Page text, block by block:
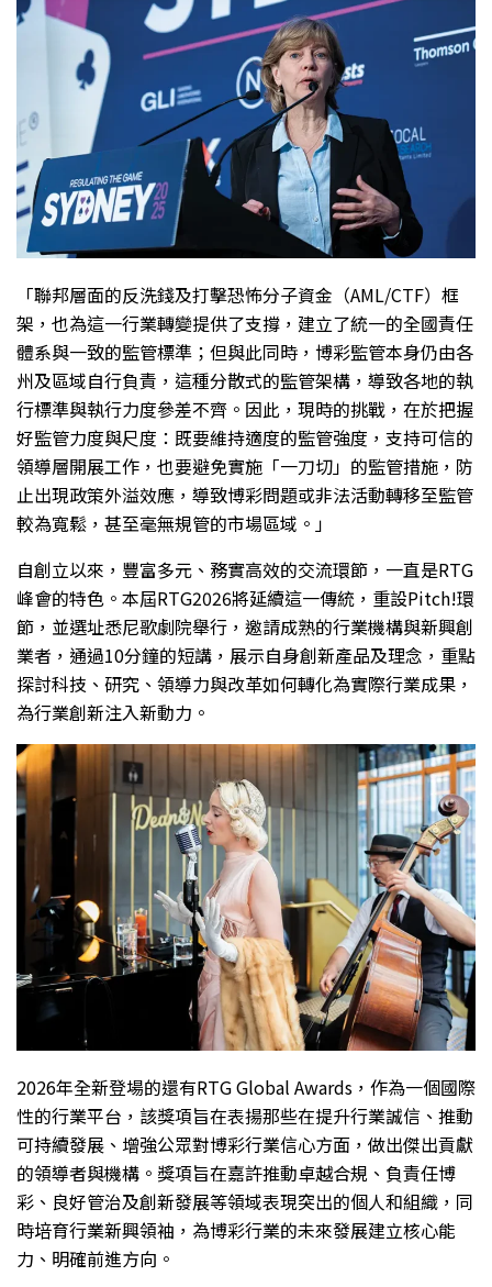
「聯邦層面的反洗錢及打擊恐怖分子資金（AML/CTF）框
架，也為這一行業轉變提供了支撐，建立了統一的全國責任
體系與一致的監管標準；但與此同時，博彩監管本身仍由各
州及區域自行負責，這種分散式的監管架構，導致各地的執
行標準與執行力度參差不齊。因此，現時的挑戰，在於把握
好監管力度與尺度：既要維持適度的監管強度，支持可信的
領導層開展工作，也要避免實施「一刀切」的監管措施，防
止出現政策外溢效應，導致博彩問題或非法活動轉移至監管
較為寬鬆，甚至毫無規管的市場區域。」
自創立以來，豐富多元、務實高效的交流環節，一直是RTG
峰會的特色。本屆RTG2026將延續這一傳統，重設Pitch!環
節，並選址悉尼歌劇院舉行，邀請成熟的行業機構與新興創
業者，通過10分鐘的短講，展示自身創新產品及理念，重點
探討科技、研究、領導力與改革如何轉化為實際行業成果，
為行業創新注入新動力。
2026年全新登場的還有RTG Global Awards，作為一個國際
性的行業平台，該獎項旨在表揚那些在提升行業誠信、推動
可持續發展、增強公眾對博彩行業信心方面，做出傑出貢獻
的領導者與機構。獎項旨在嘉許推動卓越合規、負責任博
彩、良好管治及創新發展等領域表現突出的個人和組織，同
時培育行業新興領袖，為博彩行業的未來發展建立核心能
力、明確前進方向。